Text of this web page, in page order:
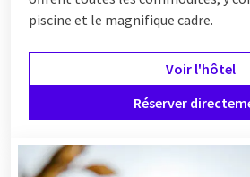
piscine et le magnifique cadre.
Voir l'hôtel
Réserver